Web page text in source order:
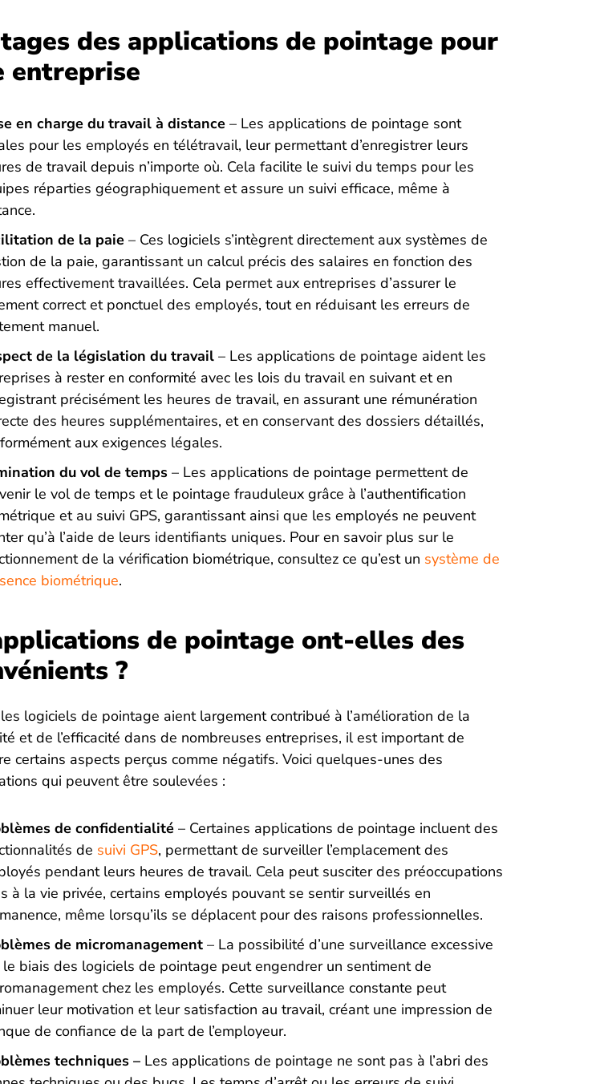
des applications de pointage pour
entreprise
en charge du travail à distance– Les applications de pointage sont
pour les employés en télétravail, leur permettant d’enregistrer leurs
de travail depuis n’importe où. Cela facilite le suivi du temps pour les
réparties géographiquement et assure un suivi efficace, même à
de la paie– Ces logiciels s’intègrent directement aux systèmes de
de la paie, garantissant un calcul précis des salaires en fonction des
effectivement travaillées. Cela permet aux entreprises d’assurer le
correct et ponctuel des employés, tout en réduisant les erreurs de
manuel.
de la législation du travail– Les applications de pointage aident les
à rester en conformité avec les lois du travail en suivant et en
précisément les heures de travail, en assurant une rémunération
des heures supplémentaires, et en conservant des dossiers détaillés,
aux exigences légales.
du vol de temps– Les applications de pointage permettent de
le vol de temps et le pointage frauduleux grâce à l’authentification
et au suivi GPS, garantissant ainsi que les employés ne peuvent
qu’à l’aide de leurs identifiants uniques. Pour en savoir plus sur le
de la vérification biométrique, consultez ce qu’est un système de
biométrique.
de pointage ont-elles des
?
logiciels de pointage aient largement contribué à l’amélioration de la
et de l’efficacité dans de nombreuses entreprises, il est important de
certains aspects perçus comme négatifs. Voici quelques-unes des
qui peuvent être soulevées :
de confidentialité– Certaines applications de pointage incluent des
de suivi GPS, permettant de surveiller l’emplacement des
pendant leurs heures de travail. Cela peut susciter des préoccupations
à la vie privée, certains employés pouvant se sentir surveillés en
même lorsqu’ils se déplacent pour des raisons professionnelles.
de micromanagement– La possibilité d’une surveillance excessive
le biais des logiciels de pointage peut engendrer un sentiment de
chez les employés. Cette surveillance constante peut
leur motivation et leur satisfaction au travail, créant une impression de
de confiance de la part de l’employeur.
techniques –Les applications de pointage ne sont pas à l’abri des